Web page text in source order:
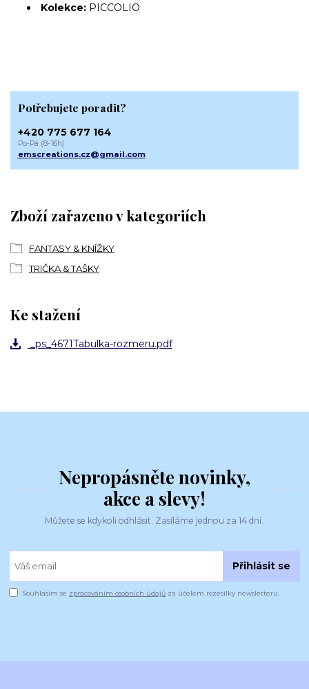
Kolekce: PICCOLIO
Zboží zařazeno v kategoriích
FANTASY & KNÍŽKY
TRIČKA & TAŠKY
Potřebujete poradit?
+420 775 677 164
Po-Pá (8-16h)
emscreations.cz@gmail.com
Ke stažení
_ps_4671Tabulka-rozmeru.pdf
Nepropásněte novinky,
akce a slevy!
Můžete se kdykoli odhlásit. Zasíláme jednou za 14 dní.
Přihlásit se
Souhlasím se zpracováním osobních údajů za účelem rozesílky newsletteru.